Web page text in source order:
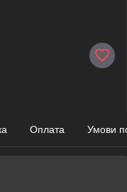
Оплата Умови